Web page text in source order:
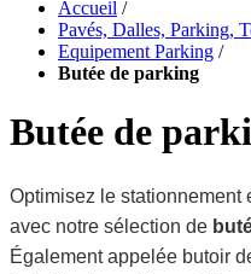
Accueil /
Pavés, Dalles, Parking,
Equipement Parking /
Butée de parking
Butée de
Optimisez le stationnement
avec notre sélection de
Également appelée butoir